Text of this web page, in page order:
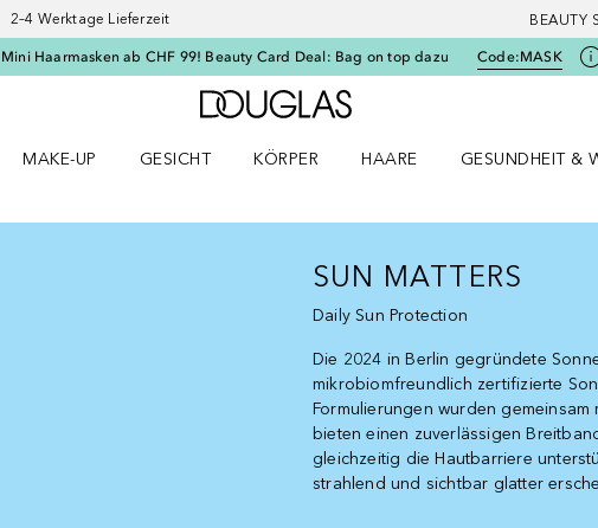
Werktage Lieferzeit BEAUTY
Mini Haarmasken ab CHF 99! Beauty Card Deal: Bag on top dazu Code:MASK
Zur Douglas Startseite
MAKE-UP
GESICHT
KÖRPER
HAARE
GESUNDHEIT &
SUN MATTERS
Daily Sun Protection
Die 2024 in Berlin gegründete
mikrobiomfreundlich zertifizierte
Formulierungen wurden
bieten einen zuverlässigen
gleichzeitig die Hautbarriere
strahlend und sichtbar glatter